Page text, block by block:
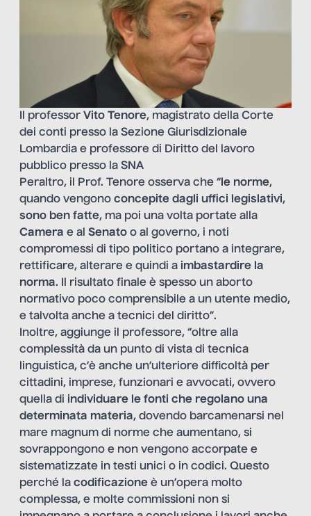
Il professor Vito Tenore, magistrato della Corte
dei conti presso la Sezione Giurisdizionale
Lombardia e professore di Diritto del lavoro
pubblico presso la SNA
Peraltro, il Prof. Tenore osserva che “le norme,
quando vengono concepite dagli uffici legislativi,
sono ben fatte, ma poi una volta portate alla
Camera e al Senato o al governo, i noti
compromessi di tipo politico portano a integrare,
rettificare, alterare e quindi a imbastardire la
norma. Il risultato finale è spesso un aborto
normativo poco comprensibile a un utente medio,
e talvolta anche a tecnici del diritto”.
Inoltre, aggiunge il professore, “oltre alla
complessità da un punto di vista di tecnica
linguistica, c’è anche un’ulteriore difficoltà per
cittadini, imprese, funzionari e avvocati, ovvero
quella di individuare le fonti che regolano una
determinata materia, dovendo barcamenarsi nel
mare magnum di norme che aumentano, si
sovrappongono e non vengono accorpate e
sistematizzate in testi unici o in codici. Questo
perché la codificazione è un’opera molto
complessa, e molte commissioni non si